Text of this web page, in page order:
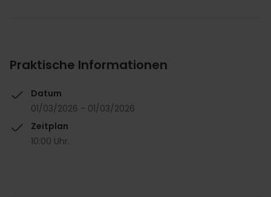
Praktische Informationen
Datum
01/03/2026 - 01/03/2026
Zeitplan
10:00 Uhr.